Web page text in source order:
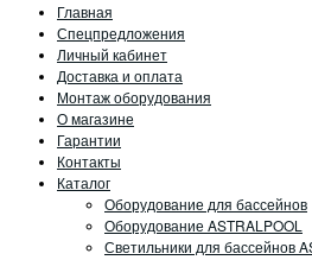
Главная
Спецпредложения
Личный кабинет
Доставка и оплата
Монтаж оборудования
О магазине
Гарантии
Контакты
Каталог
Оборудование для бассейнов
Оборудование ASTRALPOOL
Светильники для бассейнов